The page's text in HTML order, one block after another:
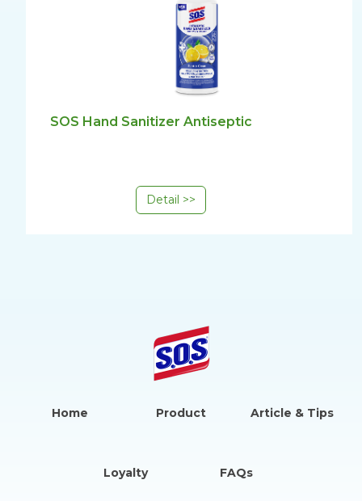
SOS Hand Sanitizer Antiseptic
Detail >>
Home Product Article & Tips
Loyalty FAQs